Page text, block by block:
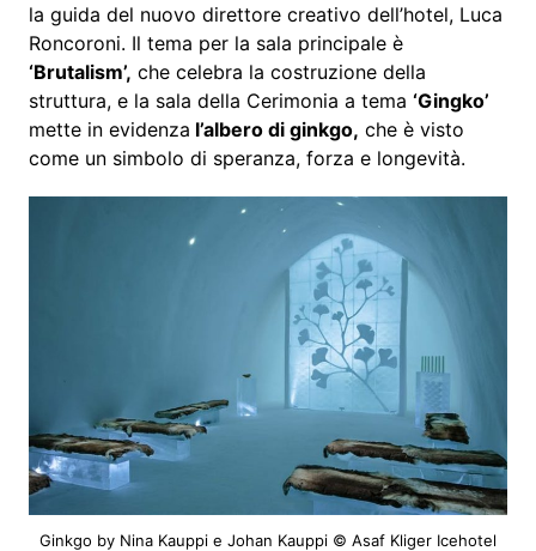
la guida del nuovo direttore creativo dell’hotel, Luca
Roncoroni. Il tema per la sala principale è
‘Brutalism’, che celebra la costruzione della
struttura, e la sala della Cerimonia a tema ‘Gingko’
mette in evidenza l’albero di ginkgo, che è visto
come un simbolo di speranza, forza e longevità.
Ginkgo by Nina Kauppi e Johan Kauppi © Asaf Kliger Icehotel